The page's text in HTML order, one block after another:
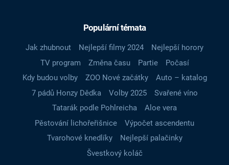
Populární témata
Jak zhubnout Nejlepší filmy 2024
Nejlepší horory
TV program
Změna času Partie
Počasí
Kdy budou volby
ZOO Nové začátky
Auto – katalog
7 pádů Honzy Dědka
Volby 2025
Svařené víno
Tatarák podle Pohlreicha
Aloe vera
Pěstování lichořeřišnice
Výpočet ascendentu
Tvarohové knedlíky
Nejlepší palačinky
Švestkový koláč